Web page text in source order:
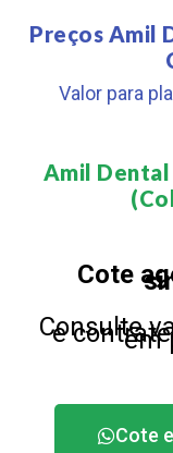
Preços Amil
Valor para
Amil Dental
Cote
Consulte
e em
Cote